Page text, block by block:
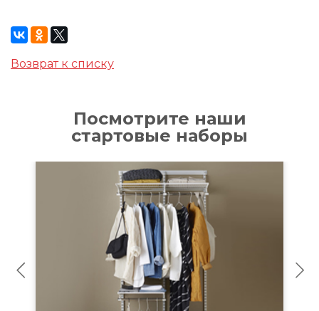
Возврат к списку
Посмотрите наши
стартовые наборы